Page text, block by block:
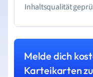
Inhaltsqualität
Melde dich
Karteikarten